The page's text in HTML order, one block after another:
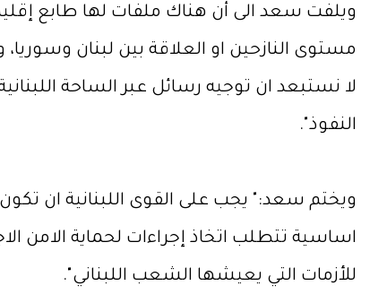
ويلفت سعد الى أن هناك ملفات لها طابع
مستوى النازحين او العلاقة بين لبنان
لا نستبعد ان توجيه رسائل عبر الساحة
النفوذ".
ويختم سعد:" يجب على القوى اللبنانية ان
اساسية تتطلب اتخاذ إجراءات لحماية الامن
للأزمات التي يعيشها الشعب اللبناني".